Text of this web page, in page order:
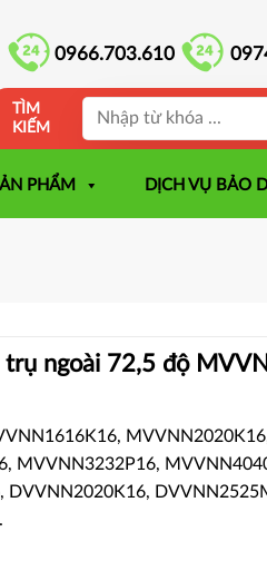
0966.703.610
TÌM
KIẾM
PHẨM DỊCH VỤ BẢO
trụ ngoài 72,5 độ
MVVNN3232P16,
DVVNN2020K16,